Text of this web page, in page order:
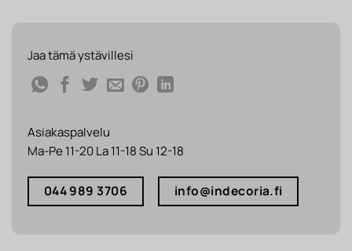
Jaa tämä ystävillesi
Asiakaspalvelu
Ma-Pe 11-20 La 11-18 Su 12-18
044 989 3706 info@indecoria.fi